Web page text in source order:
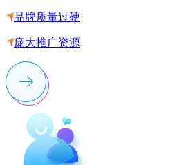
品牌质量过硬
庞大推广资源